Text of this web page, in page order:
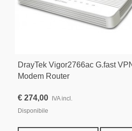
DrayTek Vigor2766ac G.fast
Modem Router
€ 274,00
IVA incl.
Disponibile